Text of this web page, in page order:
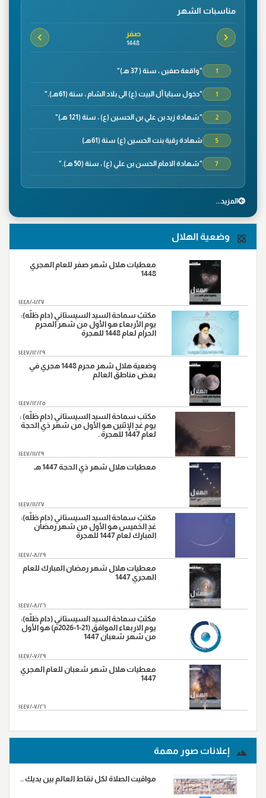
مناسبات الشهر
صفر
1448
1 "واقعة صفين ، سنة ( 37 هـ)"
1 "دخول سبايا آل البيت (ع) الى بلاد الشام ، سنة (61هـ)."
2 "شهادة زيد بن علي بن الحسين (ع) ، سنة (121 هـ)"
5 شهادة رقية بنت الحسين (ع) سنة (61هـ)
7 "شهادة الامام الحسن بن علي (ع) ، سنة (50 هـ)."
8 "وفاة الصحابي الجليل سلمان الفارسي ، سنة(35هـ)"
معركة صفين"
9 "واقعة نهروان ، سنة(38هـ)"
14 "شهادة محمد بن ابي بكر ،سنة(38هـ)"
رواية"
20
"ورود السبايا من آل بيت النبي (ص) أرض كربلاء ، سنة
(61هـ)."
28 "وفاة النبي الاكرم(ص)،سنة (11هـ)"
المزید...
وضعية الهلال
معطيات هلال شهر صفر للعام الهجري
1448
١٤٤٨/٠١/٢٧
مكتبُ سماحة السيد السيستاني (دام ظلّه):
يوم الأربعاء هو الأول من شهر المحرم
الحرام لعام 1448 للهجرة
١٤٤٧/١٢/٢٩
وضعية هلال شهر محرم 1448 هجري في
بعض مناطق العالم
١٤٤٧/١٢/٢٥
مكتب سماحة السيد السيستاني (دام ظلّه) :
يوم غدٍ الإثنين هو الأول من شهر ذي الحجة
لعام 1447 للهجرة .
١٤٤٧/١١/٢٩
معطيات هلال شهر ذي الحجة 1447 هـ
١٤٤٧/١١/٢٧
مكتبُ سماحة السيد السيستاني (دام ظلّه):
غدٍ الخميس هو الأول من شهر رمضان
المبارك لعام 1447 للهجرة
١٤٤٧/٠٨/٢٩
معطيات هلال شهر رمضان المبارك للعام
الهجري 1447
١٤٤٧/٠٨/٢٦
مكتبُ سماحة السيد السيستاني (دام ظلّه):
يوم الاربعاء الموافق (21-1-2026م) هو الأول
من شهر شعبان 1447
١٤٤٧/٠٧/٢٩
معطيات هلال شهر شعبان للعام الهجري
1447
١٤٤٧/٠٧/٢٦
إعلانات صور مهمة
مواقيت الصلاة لكل نقاط العالم بين يديك ..